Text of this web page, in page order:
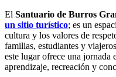
El Santuario de Burros
un sitio turístico; es un
cultura y los valores de
familias, estudiantes y
este lugar ofrece una jornada
aprendizaje, recreación y